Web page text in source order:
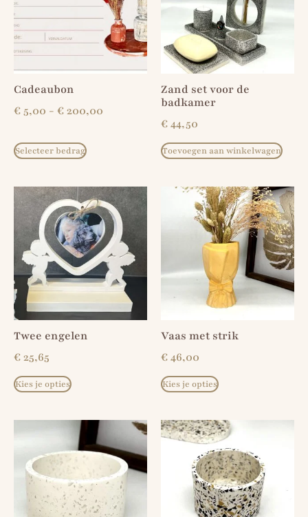
Cadeaubon
€5,00 - €200,00
Selecteer bedrag
Zand set voor de
badkamer
€44,50
Toevoegen aan winkelwagen
Twee engelen
€25,65
Kies je opties
Vaas met strik
€46,00
Kies je opties